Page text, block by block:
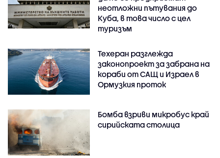
неотложни пътувания до
Куба, в това число с цел
туризъм
Техеран разглежда
законопроект за забрана на
кораби от САЩ и Израел в
Ормузкия проток
Бомба взриви микробус край
сирийската столица